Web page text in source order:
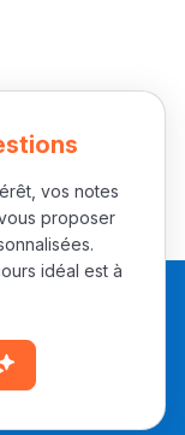
Vidéos
vos notes
proposer
idéal est à